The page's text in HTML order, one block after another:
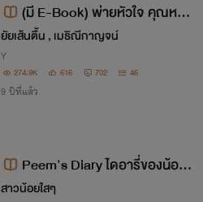
(มี E-Book) พ่ายหัวใจ คุณหมอ
ที่รัก (ฉบับ Y_Y)
ยัยเส้นตื้น , เมธิณีกาญจน์
Y
274.9K 616 702 46
9 ปีที่แล้ว
Peem's Diary ไดอารี่ของน้อง
พีม
สาวน้อยใสๆ